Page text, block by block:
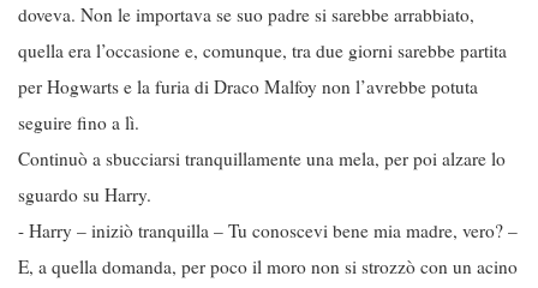
doveva. Non le importava se suo padre si sarebbe arrabbiato,
quella era l’occasione e, comunque, tra due giorni sarebbe partita
per Hogwarts e la furia di Draco Malfoy non l’avrebbe potuta
seguire fino a lì.
Continuò a sbucciarsi tranquillamente una mela, per poi alzare lo
sguardo su Harry.
- Harry – iniziò tranquilla – Tu conoscevi bene mia madre, vero? –
E, a quella domanda, per poco il moro non si strozzò con un acino